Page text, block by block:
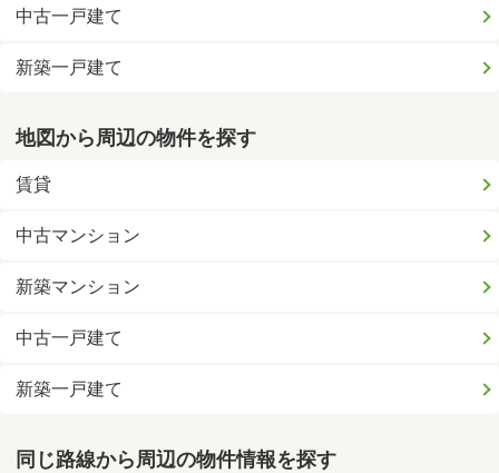
中古一戸建て
新築一戸建て
地図から周辺の物件を探す
賃貸
中古マンション
新築マンション
中古一戸建て
新築一戸建て
同じ路線から周辺の物件情報を探す